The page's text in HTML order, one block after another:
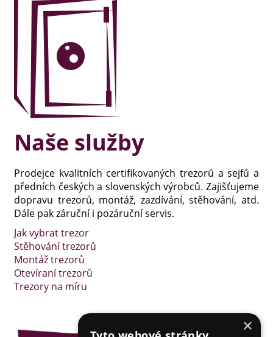
Naše služby
Prodejce kvalitních certifikovaných trezorů a sejfů a
předních českých a slovenských výrobců. Zajišťujeme
dopravu trezorů, montáž, zazdívání, stěhování, atd.
Dále pak záruční i pozáruční servis.
Jak vybrat trezor
Stěhování trezorů
Montáž trezorů
Otevíraní trezorů
Trezory na míru
×